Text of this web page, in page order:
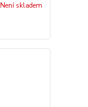
Není skladem